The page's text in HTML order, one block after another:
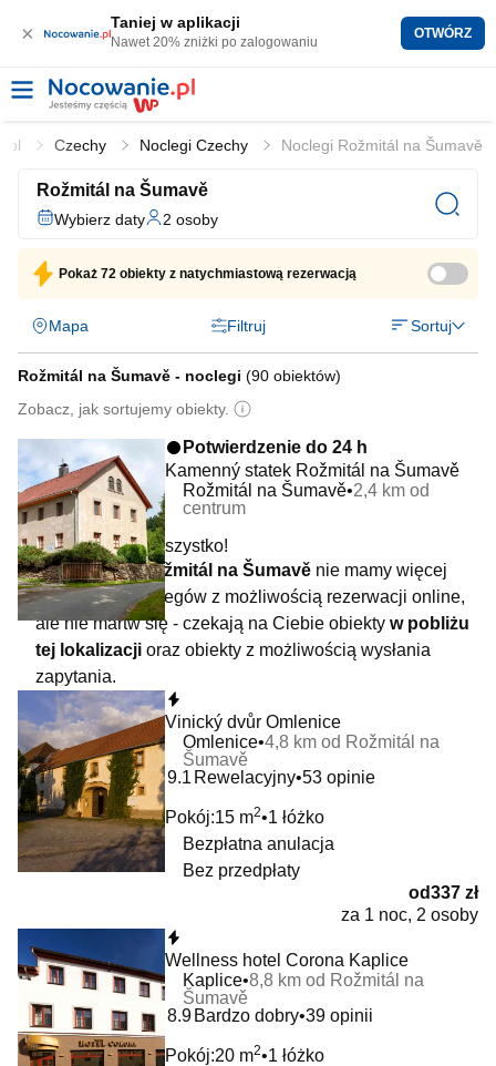
× Taniej w aplikacji
Nawet 20% zniżki po zalogowaniu
OTWÓRZ
Czechy Noclegi Czechy Noclegi Rožmitál na Šumavě
Rožmitál na Šumavě
Wybierz daty 2 osoby
Pokaż 72 obiekty z natychmiastową rezerwacją
Mapa Filtruj Sortuj
Rožmitál na Šumavě - noclegi (90 obiektów)
Zobacz, jak sortujemy obiekty.
Potwierdzenie do 24 h
Kamenný statek Rožmitál na Šumavě
Rožmitál na Šumavě 2,4 km od
centrum
To jeszcze nie wszystko!
W lokalizacjiRožmitál na Šumavě nie mamy więcej
dostępnych noclegów z możliwością rezerwacji online,
ale nie martw się - czekają na Ciebie obiekty w pobliżu
tej lokalizacji oraz obiekty z możliwością wysłania
zapytania.
Vinický dvůr Omlenice
Omlenice 4,8 km od Rožmitál na
Šumavě
9.1 Rewelacyjny 53 opinie
Pokój:15 m2 1 łóżko
Bezpłatna anulacja
Bez przedpłaty
od337 zł
za 1 noc, 2 osoby
Wellness hotel Corona Kaplice
Kaplice 8,8 km od Rožmitál na
Šumavě
8.9 Bardzo dobry 39 opinii
Pokój:20 m2 1 łóżko